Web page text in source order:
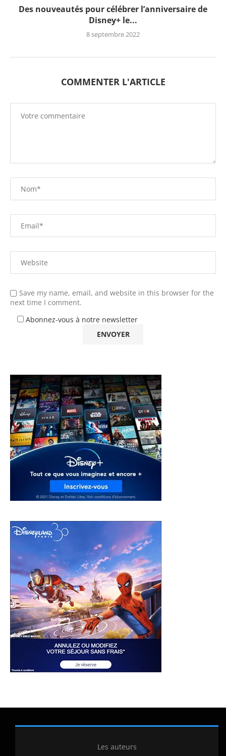
Des nouveautés pour célébrer l’anniversaire de
Disney+ le...
8 septembre 2022
COMMENTER L'ARTICLE
Save my name, email, and website in this browser for the
next time I comment.
Abonnez-vous à notre newsletter
Les auteurs